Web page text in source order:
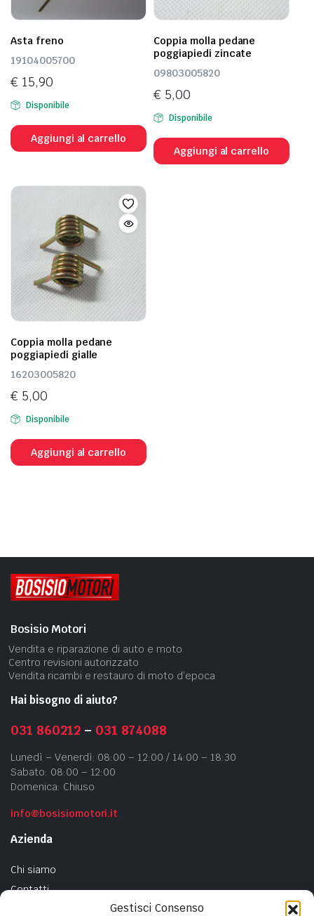
Gestisci Consenso
Asta freno
19104005700
€ 15,90
Disponibile
Aggiungi al carrello
Coppia molla pedane
poggiapiedi zincate
09803005820
€ 5,00
Disponibile
Aggiungi al carrello
Coppia molla pedane
poggiapiedi gialle
16203005820
€ 5,00
Disponibile
Aggiungi al carrello
Bosisio Motori
Vendita e riparazione di auto e moto
Centro revisioni autorizzato
Vendita ricambi e restauro di moto d’epoca
Hai bisogno di aiuto?
031 860212– 031 874088
Lunedì – Venerdì: 08:00 – 12:00 / 14:00 – 18:30
Sabato: 08:00 – 12:00
Domenica: Chiuso
info@bosisiomotori.it
Azienda
Chi siamo
Contatti